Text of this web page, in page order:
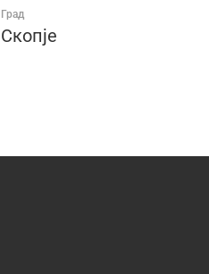
Град
Скопје